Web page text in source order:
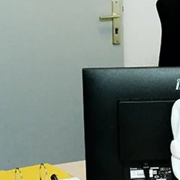
Facebook